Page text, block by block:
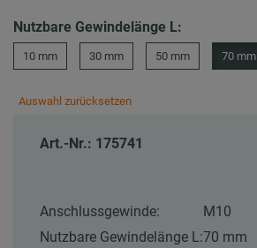
Nutzbare Gewindelänge L:
10 mm 30 mm 50 mm 70 mm
Auswahl zurücksetzen
Art.-Nr.: 175741
Anschlussgewinde:
M10
Nutzbare Gewindelänge L:70 mm